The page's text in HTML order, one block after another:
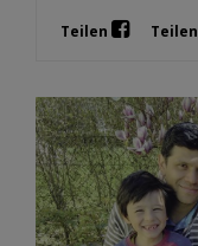
Teilen Teilen